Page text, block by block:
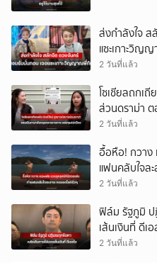
ส่งกำลังใจ
แซะเกาะวิญ
2 วันที่แล้ว
โซเชียลถกเ
ส่วนดราม่า
แฟนๆแห่ปกป้อง
2 วันที่แล้ว
อื้อหือ! กวาง
แฟนคลับใจล
2 วันที่แล้ว
ฟิล์ม รัฐภูมิ ป
เส้นเงินที่ ดีเอ
2 วันที่แล้ว